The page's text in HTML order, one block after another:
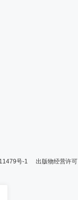
号-1 出版物经营许可